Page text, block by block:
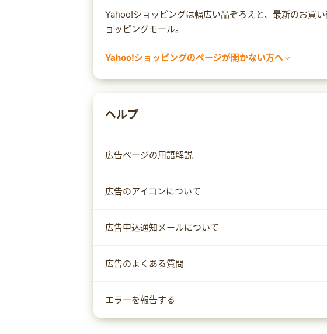
Yahoo!ショッピングは幅広い品ぞろえと、最新のお買
ョッピングモール。
Yahoo!ショッピングのページが開かない方へ
Yahoo!ショッピングのページが開かなかったり、警告
なお、設定方法は
サイトへ移動する
い。
ヘルプ
広告ページの用語解説
広告のアイコンについて
広告申込通知メールについて
広告のよくある質問
エラーを報告する